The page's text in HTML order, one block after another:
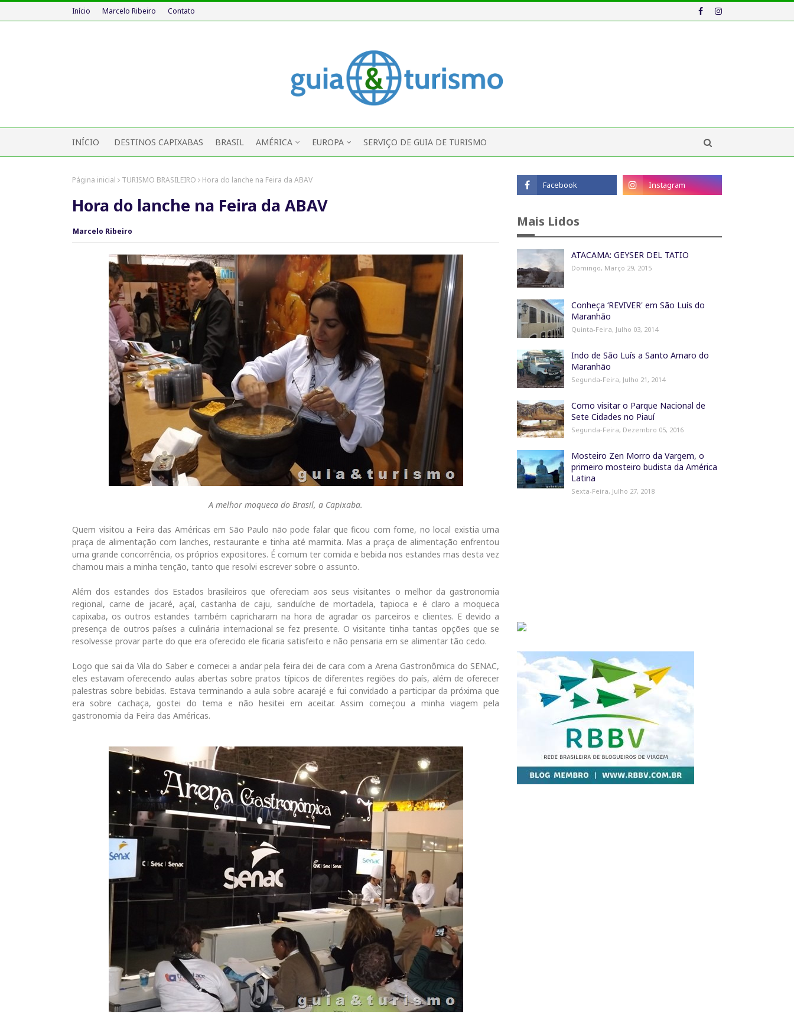
Início Marcelo Ribeiro Contato
INÍCIO DESTINOS CAPIXABAS BRASIL AMÉRICA EUROPA SERVIÇO DE GUIA DE TURISMO
Página inicial TURISMO BRASILEIRO Hora do lanche na Feira da ABAV
Hora do lanche na Feira da ABAV
Marcelo Ribeiro
A melhor moqueca do Brasil, a Capixaba.
Quem visitou a Feira das Américas em São Paulo não pode falar que ficou com fome, no local existia uma
praça de alimentação com lanches, restaurante e tinha até marmita. Mas a praça de alimentação enfrentou
uma grande concorrência, os próprios expositores. É comum ter comida e bebida nos estandes mas desta vez
chamou mais a minha tenção, tanto que resolvi escrever sobre o assunto.
Além dos estandes dos Estados brasileiros que ofereciam aos seus visitantes o melhor da gastronomia
regional, carne de jacaré, açaí, castanha de caju, sanduíche de mortadela, tapioca e é claro a moqueca
capixaba, os outros estandes também capricharam na hora de agradar os parceiros e clientes. E devido a
presença de outros países a culinária internacional se fez presente. O visitante tinha tantas opções que se
resolvesse provar parte do que era oferecido ele ficaria satisfeito e não pensaria em se alimentar tão cedo.
Logo que sai da Vila do Saber e comecei a andar pela feira dei de cara com a Arena Gastronômica do SENAC,
eles estavam oferecendo aulas abertas sobre pratos típicos de diferentes regiões do país, além de oferecer
palestras sobre bebidas. Estava terminando a aula sobre acarajé e fui convidado a participar da próxima que
era sobre cachaça, gostei do tema e não hesitei em aceitar. Assim começou a minha viagem pela
gastronomia da Feira das Américas.
Mais Lidos
ATACAMA: GEYSER DEL TATIO
Domingo, Março 29, 2015
Conheça ‘REVIVER' em São Luís do
Maranhão
Quinta-Feira, Julho 03, 2014
Indo de São Luís a Santo Amaro do
Maranhão
Segunda-Feira, Julho 21, 2014
Como visitar o Parque Nacional de
Sete Cidades no Piauí
Segunda-Feira, Dezembro 05, 2016
Mosteiro Zen Morro da Vargem, o
primeiro mosteiro budista da América
Latina
Sexta-Feira, Julho 27, 2018